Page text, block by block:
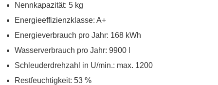
Nennkapazität: 5 kg
Energieeffizienzklasse: A+
Energieverbrauch pro Jahr: 168 kWh
Wasserverbrauch pro Jahr: 9900 l
Schleuderdrehzahl in U/min.: max. 1200
Restfeuchtigkeit: 53 %